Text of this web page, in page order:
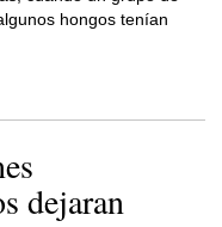
hongos tenían
dejaran